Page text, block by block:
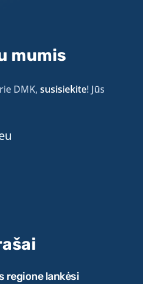
mumis
DMK, susisiekite! Jūs
regione lankėsi